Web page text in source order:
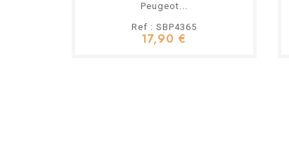
Peugeot...
Ref : SBP4365
17,90 €